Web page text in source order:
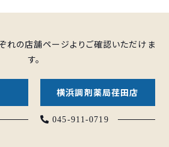
れの店舗ページよりご確認いただけま
す。
横浜調剤薬局荏田店
045-911-0719